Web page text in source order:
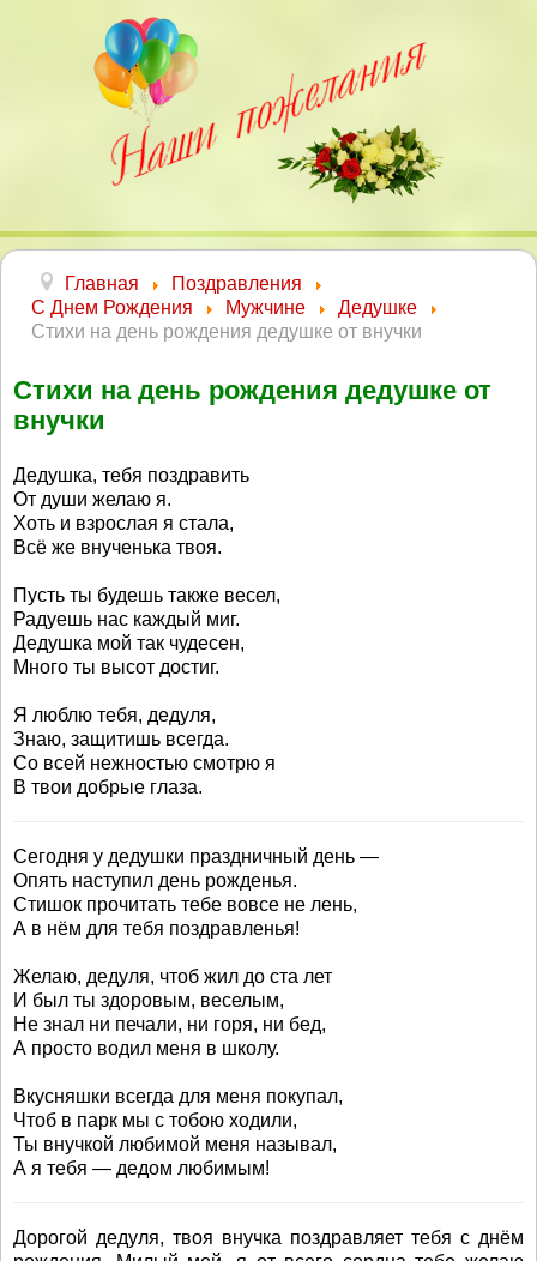
Главная
Поздравления
С Днем Рождения
Мужчине
Дедушке
Стихи на день рождения дедушке от внучки
Стихи на день рождения дедушке от
внучки
Дедушка, тебя поздравить
От души желаю я.
Хоть и взрослая я стала,
Всё же внученька твоя.
Пусть ты будешь также весел,
Радуешь нас каждый миг.
Дедушка мой так чудесен,
Много ты высот достиг.
Я люблю тебя, дедуля,
Знаю, защитишь всегда.
Со всей нежностью смотрю я
В твои добрые глаза.
Сегодня у дедушки праздничный день —
Опять наступил день рожденья.
Стишок прочитать тебе вовсе не лень,
А в нём для тебя поздравленья!
Желаю, дедуля, чтоб жил до ста лет
И был ты здоровым, веселым,
Не знал ни печали, ни горя, ни бед,
А просто водил меня в школу.
Вкусняшки всегда для меня покупал,
Чтоб в парк мы с тобою ходили,
Ты внучкой любимой меня называл,
А я тебя — дедом любимым!
Дорогой дедуля, твоя внучка поздравляет тебя с днём